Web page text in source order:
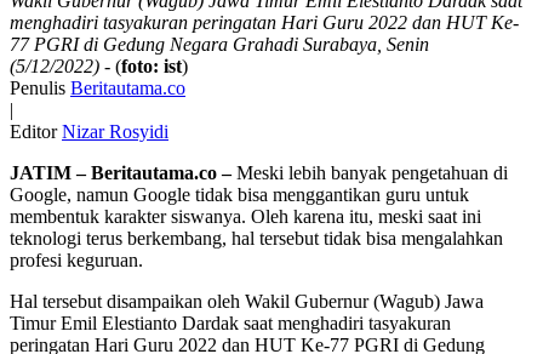
menghadiri tasyakuran peringatan Hari Guru 2022 dan HUT Ke-
77 PGRI di Gedung Negara Grahadi Surabaya, Senin
(5/12/2022) - (foto: ist)
Penulis Beritautama.co
|
Editor Nizar Rosyidi
JATIM – Beritautama.co –Meski lebih banyak pengetahuan di
Google, namun Google tidak bisa menggantikan guru untuk
membentuk karakter siswanya. Oleh karena itu, meski saat ini
teknologi terus berkembang, hal tersebut tidak bisa mengalahkan
profesi keguruan.
Hal tersebut disampaikan oleh Wakil Gubernur (Wagub) Jawa
Timur Emil Elestianto Dardak saat menghadiri tasyakuran
peringatan Hari Guru 2022 dan HUT Ke-77 PGRI di Gedung